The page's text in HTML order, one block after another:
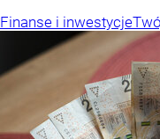
Finanse i inwestycje